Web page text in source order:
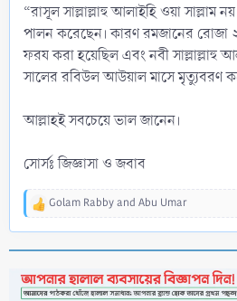
“রাসূল সাল্লাল্লাহু আলাইহি ওয়া
পালন করেছেন। কারণ রমজানের রোজা
ফরয করা হয়েছিল এবং নবী সাল্লাল্লাহু
সালের রবিউল আউয়াল মাসে মৃত্যুবরণ
আল্লাহই সবচেয়ে ভাল জানেন।
সোর্সঃ জিজ্ঞাসা ও জবাব
R
t
i
Golam Rabbyand Abu Umar